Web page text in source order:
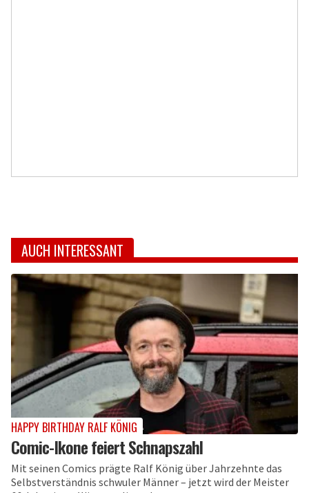
AUCH INTERESSANT
HAPPY BIRTHDAY RALF KÖNIG
Comic-Ikone feiert Schnapszahl
Mit seinen Comics prägte Ralf König über Jahrzehnte das
Selbstverständnis schwuler Männer – jetzt wird der Meister